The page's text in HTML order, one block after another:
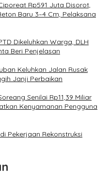
Rp591 Juta Disorot,
Baru 3–4 Cm, Pelaksana
Dikeluhkan Warga, DLH
Beri Penjelasan
Keluhkan Jalan Rusak
Janji Perbaikan
Senilai Rp11,39 Miliar
Kenyamanan Pengguna
Pekerjaan Rekonstruksi